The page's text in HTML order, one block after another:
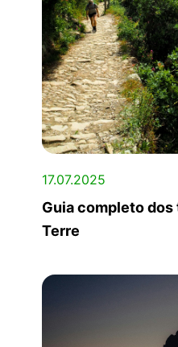
17.07.2025
Guia completo
Terre